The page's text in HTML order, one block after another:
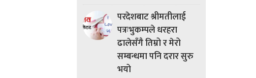
परदेशबाट श्रीमतीलाई
पत्रःभुकम्पले धरहरा
ढालेसँगै तिम्रो र मेरो
सम्बन्धमा पनि दरार सुरु
भयो